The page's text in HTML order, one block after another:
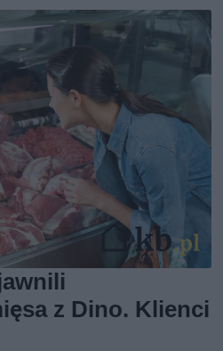
z Dino. Klienci